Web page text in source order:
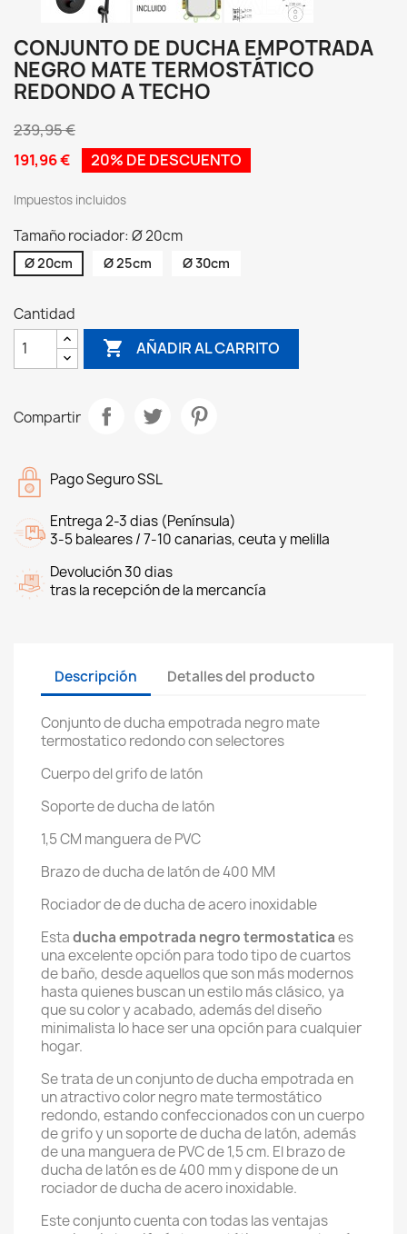
CONJUNTO DE DUCHA EMPOTRADA
NEGRO MATE TERMOSTÁTICO
REDONDO A TECHO
239,95 €
191,96 €
20% DE DESCUENTO
Impuestos incluidos
Tamaño rociador: Ø 20cm
Ø 20cm Ø 25cm Ø 30cm
Cantidad
 AÑADIR AL CARRITO
Compartir
Pago Seguro SSL
Entrega 2-3 dias (Península)
3-5 baleares / 7-10 canarias, ceuta y melilla
Devolución 30 dias
tras la recepción de la mercancía
Descripción Detalles del producto
Conjunto de ducha empotrada negro mate
termostatico redondo con selectores
Cuerpo del grifo de latón
Soporte de ducha de latón
1,5 CM manguera de PVC
Brazo de ducha de latón de 400 MM
Rociador de de ducha de acero inoxidable
Estaducha empotrada negro termostaticaes
una excelente opción para todo tipo de cuartos
de baño, desde aquellos que son más modernos
hasta quienes buscan un estilo más clásico, ya
que su color y acabado, además del diseño
minimalista lo hace ser una opción para cualquier
hogar.
Se trata de un conjunto de ducha empotrada en
un atractivo color negro mate termostático
redondo, estando confeccionados con un cuerpo
de grifo y un soporte de ducha de latón, además
de una manguera de PVC de 1,5 cm. El brazo de
ducha de latón es de 400 mm y dispone de un
rociador de ducha de acero inoxidable.
Este conjunto cuenta con todas las ventajas